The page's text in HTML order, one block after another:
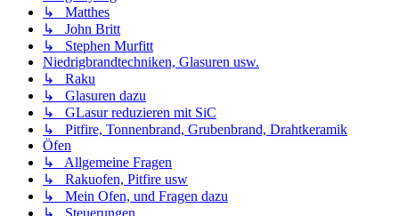
↳ Matthes
↳ John Britt
↳ Stephen Murfitt
Niedrigbrandtechniken, Glasuren usw.
↳ Raku
↳ Glasuren dazu
↳ GLasur reduzieren mit SiC
↳ Pitfire, Tonnenbrand, Grubenbrand, Drahtkeramik
Öfen
↳ Allgemeine Fragen
↳ Rakuofen, Pitfire usw
↳ Mein Ofen, und Fragen dazu
↳ Steuerungen